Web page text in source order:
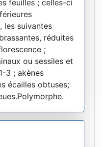
feuilles ; celles-ci
les suivantes
réduites
;
ou sessiles et
3 ; akènes
écailles obtuses;